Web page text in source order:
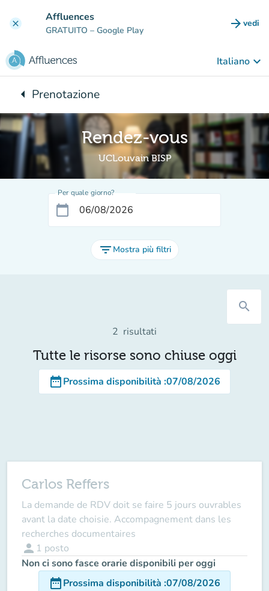
clear Affluences
GRATUITO – Google Play arrow_forward vedi
Italiano keyboard_arrow_down
arrow_leftTorna a:
Prenotazione
Rendez-vous
UCLouvain BISP
Per quale giorno?
calendar_today
filter_list Mostra più filtri
search
2 risultati
Tutte le risorse sono chiuse oggi
date_rangeProssima disponibilità :07/08/2026
Carlos Reffers
La demande de RDV doit se faire 5 jours ouvrables
avant la date choisie. Accompagnement dans les
recherches documentaires
person 1 posto
Non ci sono fasce orarie disponibili per oggi
date_rangeProssima disponibilità :07/08/2026